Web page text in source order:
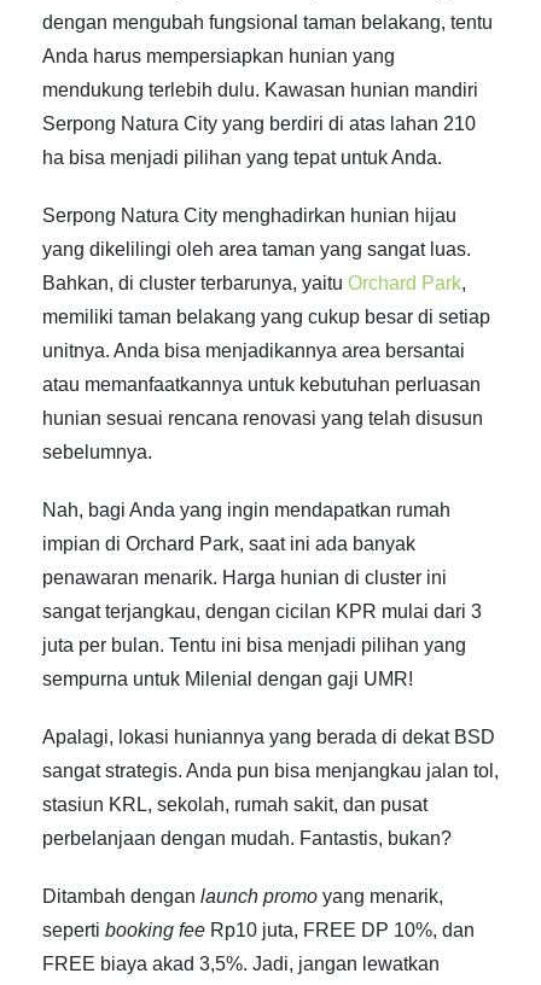
dengan mengubah fungsional taman belakang, tentu
Anda harus mempersiapkan hunian yang
mendukung terlebih dulu. Kawasan hunian mandiri
Serpong Natura City yang berdiri di atas lahan 210
ha bisa menjadi pilihan yang tepat untuk Anda.
Serpong Natura City menghadirkan hunian hijau
yang dikelilingi oleh area taman yang sangat luas.
Bahkan, di cluster terbarunya, yaitu Orchard Park,
memiliki taman belakang yang cukup besar di setiap
unitnya. Anda bisa menjadikannya area bersantai
atau memanfaatkannya untuk kebutuhan perluasan
hunian sesuai rencana renovasi yang telah disusun
sebelumnya.
Nah, bagi Anda yang ingin mendapatkan rumah
impian di Orchard Park, saat ini ada banyak
penawaran menarik. Harga hunian di cluster ini
sangat terjangkau, dengan cicilan KPR mulai dari 3
juta per bulan. Tentu ini bisa menjadi pilihan yang
sempurna untuk Milenial dengan gaji UMR!
Apalagi, lokasi huniannya yang berada di dekat BSD
sangat strategis. Anda pun bisa menjangkau jalan tol,
stasiun KRL, sekolah, rumah sakit, dan pusat
perbelanjaan dengan mudah. Fantastis, bukan?
Ditambah dengan launch promo yang menarik,
seperti booking fee Rp10 juta, FREE DP 10%, dan
FREE biaya akad 3,5%. Jadi, jangan lewatkan